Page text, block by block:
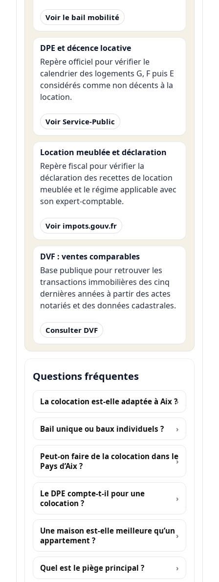
Voir le bail mobilité
DPE et décence locative
Repère officiel pour vérifier le
calendrier des logements G, F puis E
considérés comme non décents à la
location.
Voir Service-Public
Location meublée et déclaration
Repère fiscal pour vérifier la
déclaration des recettes de location
meublée et le régime applicable avec
son expert-comptable.
Voir impots.gouv.fr
DVF : ventes comparables
Base publique pour retrouver les
transactions immobilières des cinq
dernières années à partir des actes
notariés et des données cadastrales.
Consulter DVF
Questions fréquentes
La colocation est-elle adaptée à Aix ?
Bail unique ou baux individuels ?
Peut-on faire de la colocation dans le
Pays d’Aix ?
Le DPE compte-t-il pour une
colocation ?
Une maison est-elle meilleure qu’un
appartement ?
Quel est le piège principal ?